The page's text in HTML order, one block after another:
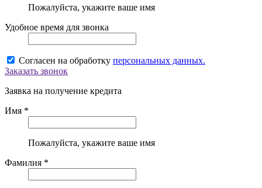
Пожалуйста, укажите ваше имя
Удобное время для звонка
Согласен на обработку персональных данных.
Заказать звонок
Заявка на получение кредита
Имя *
Пожалуйста, укажите ваше имя
Фамилия *